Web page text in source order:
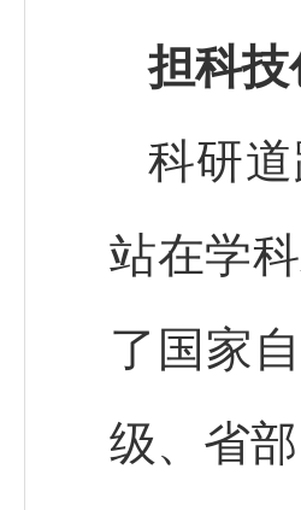
担科技
科研
站在学
了国家
级、省